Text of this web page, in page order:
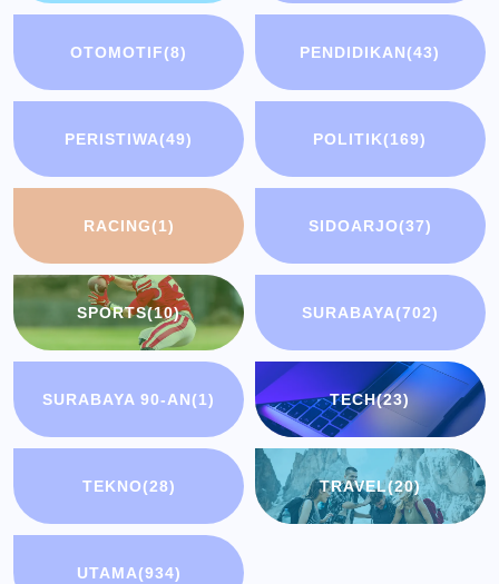
OTOMOTIF(8) PENDIDIKAN(43)
PERISTIWA(49) POLITIK(169)
RACING(1) SIDOARJO(37)
SPORTS(10) SURABAYA(702)
SURABAYA 90-AN(1) TECH(23)
TEKNO(28) TRAVEL(20)
UTAMA(934)